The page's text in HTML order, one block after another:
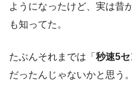
ようになったけど、実は昔
も知ってた。
たぶんそれまでは「 秒速5
だったんじゃないかと思う。